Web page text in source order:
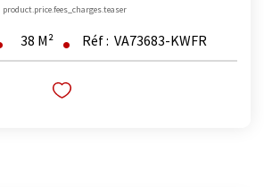
product.price.fees_charges.teaser
38 M² Réf : VA73683-KWFR